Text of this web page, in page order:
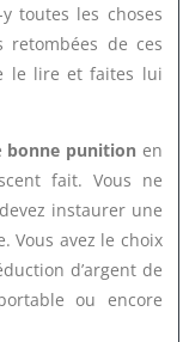
toutes les choses
de ces
le lire et faites lui
bonne punition en
fait. Vous ne
instaurer une
Vous avez le choix
d’argent de
ou encore